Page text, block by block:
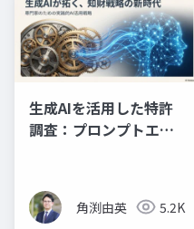
生成AIを活用した特許
調査：プロンプトエン
角渕由英 5.2K